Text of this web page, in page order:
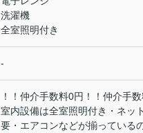
洗濯機
全室照明付き
-
！！仲介手数料0円！！仲介手数
室内設備は全室照明付き・ネッ
要・エアコンなどが揃っている